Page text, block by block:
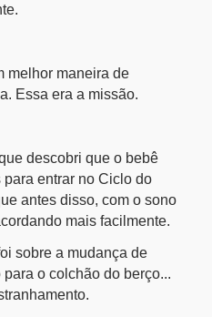
melhor maneira de
Essa era a missão.
descobri que o bebê
para entrar no Ciclo do
antes disso, com o sono
mais facilmente.
sobre a mudança de
o colchão do berço...